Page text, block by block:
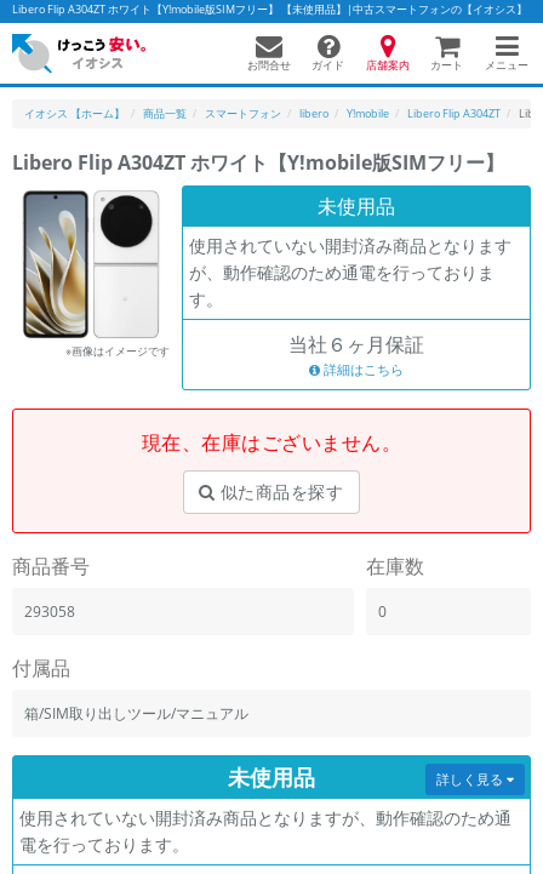
Libero Flip A304ZT ホワイト【Y!mobile版SIMフリー】 【未使用品】|中古スマートフォンの【イオシス】
お問合せ ガイド 店舗案内 カート メニュー
イオシス 【ホーム】 商品一覧 スマートフォン libero Y!mobile Libero Flip A304ZT
Libero Flip A304ZT ホワイト【Y!mobile版SIMフリー】
※画像はイメージです
未使用品
使用されていない開封済み商品となります
が、動作確認のため通電を行っておりま
す。
当社６ヶ月保証
詳細はこちら
現在、在庫はございません。
似た商品を探す
商品番号
293058
在庫数
0
付属品
箱/SIM取り出しツール/マニュアル
未使用品
使用されていない開封済み商品となりますが、動作確認のため通
電を行っております。
詳しく見る
かんたんパソコン検索に切り替える
フリーワード
除外ワード
カテゴリー
商品ジャンルの絞り込み
「スマートフォン」「タブレット」など
製造、販売メーカーの絞り込み
機能・特徴
商品の搭載機能による絞り込み
「5G対応」「防水」「ワンセグ」など
ランク
商品状態の絞り込み